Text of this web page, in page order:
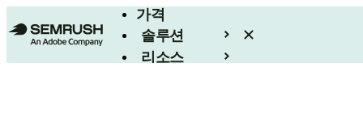
가격
솔루션
리소스